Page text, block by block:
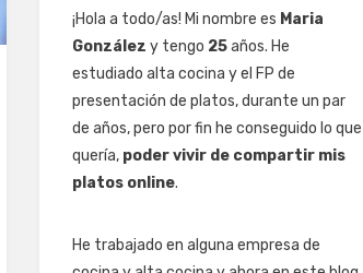
¡Hola a todo/as! Mi nombre es Maria
González y tengo 25años. He
estudiado alta cocina y el FP de
presentación de platos, durante un par
de años, pero por fin he conseguido lo que
quería, poder vivir de compartir mis
platos online.
He trabajado en alguna empresa de